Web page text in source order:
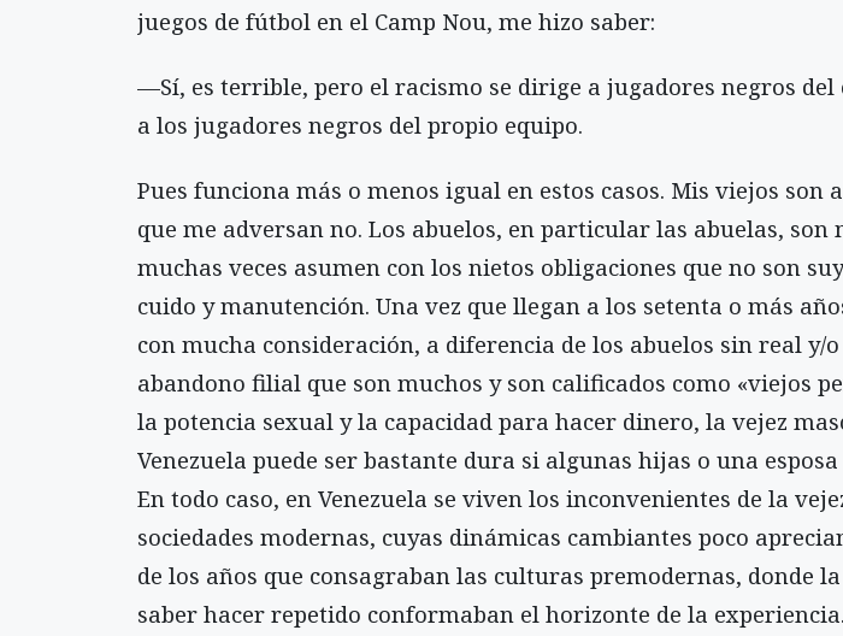
juegos de fútbol en el Camp Nou, me hizo saber:
—Sí, es terrible, pero el racismo se dirige a jugadores negros
a los jugadores negros del propio equipo.
Pues funciona más o menos igual en estos casos. Mis viejos son
que me adversan no. Los abuelos, en particular las abuelas, son
muchas veces asumen con los nietos obligaciones que no son
cuido y manutención. Una vez que llegan a los setenta o más
con mucha consideración, a diferencia de los abuelos sin real y/o
abandono filial que son muchos y son calificados como «viejos
la potencia sexual y la capacidad para hacer dinero, la vejez
Venezuela puede ser bastante dura si algunas hijas o una
En todo caso, en Venezuela se viven los inconvenientes de la
sociedades modernas, cuyas dinámicas cambiantes poco
de los años que consagraban las culturas premodernas, donde
saber hacer repetido conformaban el horizonte de la experiencia.